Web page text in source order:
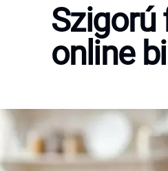
Szigorú
online